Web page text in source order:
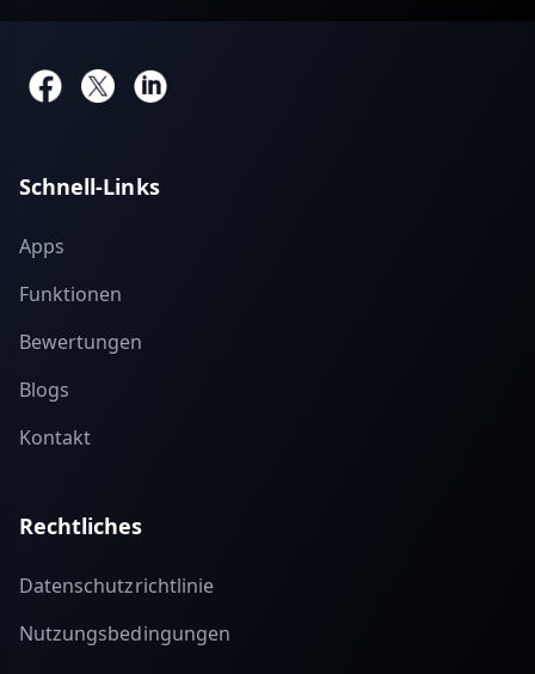
Schnell-Links
Apps
Funktionen
Bewertungen
Blogs
Kontakt
Rechtliches
Datenschutzrichtlinie
Nutzungsbedingungen